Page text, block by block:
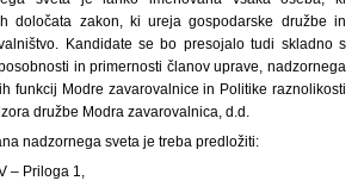
določata zakon, ki ureja gospodarske družbe in
Kandidate se bo presojalo tudi skladno s
in primernosti članov uprave, nadzornega
funkcij Modre zavarovalnice in Politike raznolikosti
družbe Modra zavarovalnica, d.d.
nadzornega sveta je treba predložiti:
– Priloga 1,